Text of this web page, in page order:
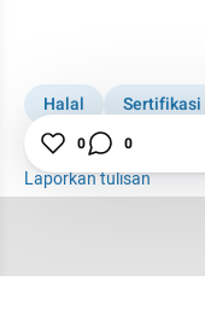
Halal Sertifikasi
Berita UMKM
Laporkan tulisan
0 0